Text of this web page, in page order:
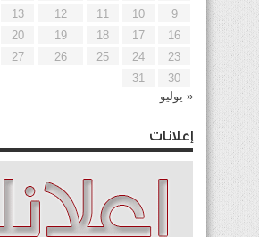
9
10
11
12
13
16
17
18
19
20
23
24
25
26
27
30
31
« يوليو
إعلانات